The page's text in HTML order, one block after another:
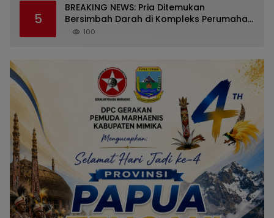
5
BREAKING NEWS: Pria Ditemukan
Bersimbah Darah di Kompleks Perumahan
RR Timika, Video Viral Gegerkan Warga
100